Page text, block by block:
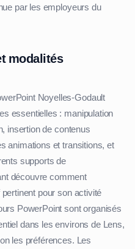
par les employeurs du
modalités
Noyelles-Godault
essentielles : manipulation
insertion de contenus
animations et transitions, et
supports de
découvre comment
pour son activité
PowerPoint sont organisés
dans les environs de Lens,
les préférences. Les